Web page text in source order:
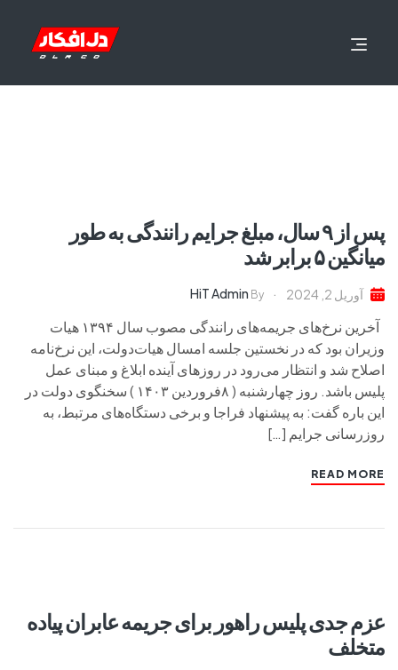
پس از ۹ سال، مبلغ جرایم رانندگی به طور
میانگین ۵ برابر شد
آوریل 2, 2024 By
HiT Admin
آخرین نرخ‌های جریمه‌های رانندگی مصوب سال ۱۳۹۴ هیات
وزیران بود که در نخستین جلسه امسال هیات‌دولت، این نرخ‌نامه
اصلاح شد و انتظار می‌رود در روزهای آینده ابلاغ و مبنای عمل
پلیس باشد. روز چهارشنبه ( ۸فروردین ۱۴۰۳ ) سخنگوی دولت در
این باره گفت: به پیشنهاد فراجا و برخی دستگاه‌های مرتبط، به‌
روزرسانی جرایم […]
READ MORE
عزم جدی پلیس راهور برای جریمه عابران‌ پیاده
متخلف